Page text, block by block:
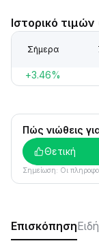
Ιστορικό τιμών
Σήμερα
+3.46%
Πώς νιώθεις
Θετική
Σημείωση: Οι
Επισκόπηση